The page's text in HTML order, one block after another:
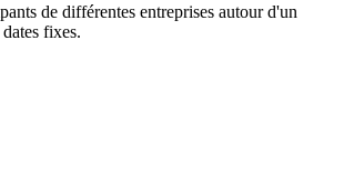
de différentes entreprises autour d'un
fixes.